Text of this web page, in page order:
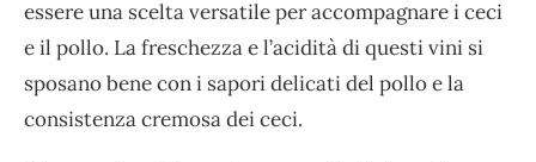
essere una scelta versatile per accompagnare i ceci
e il pollo. La freschezza e l’acidità di questi vini si
sposano bene con i sapori delicati del pollo e la
consistenza cremosa dei ceci.